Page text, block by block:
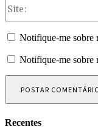
Notifique-me sobre
Notifique-me sobre
Recentes